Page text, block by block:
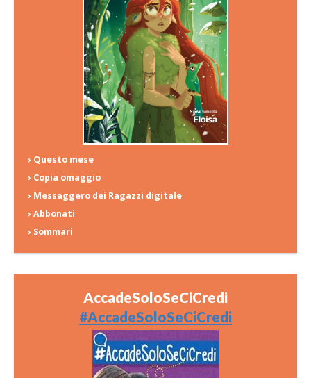
› Questo mese
› Copia omaggio
› Messaggero dei Ragazzi digitale
› Abbonati
› Sommari
AccadeSoloSeCiCredi
#AccadeSoloSeCiCredi